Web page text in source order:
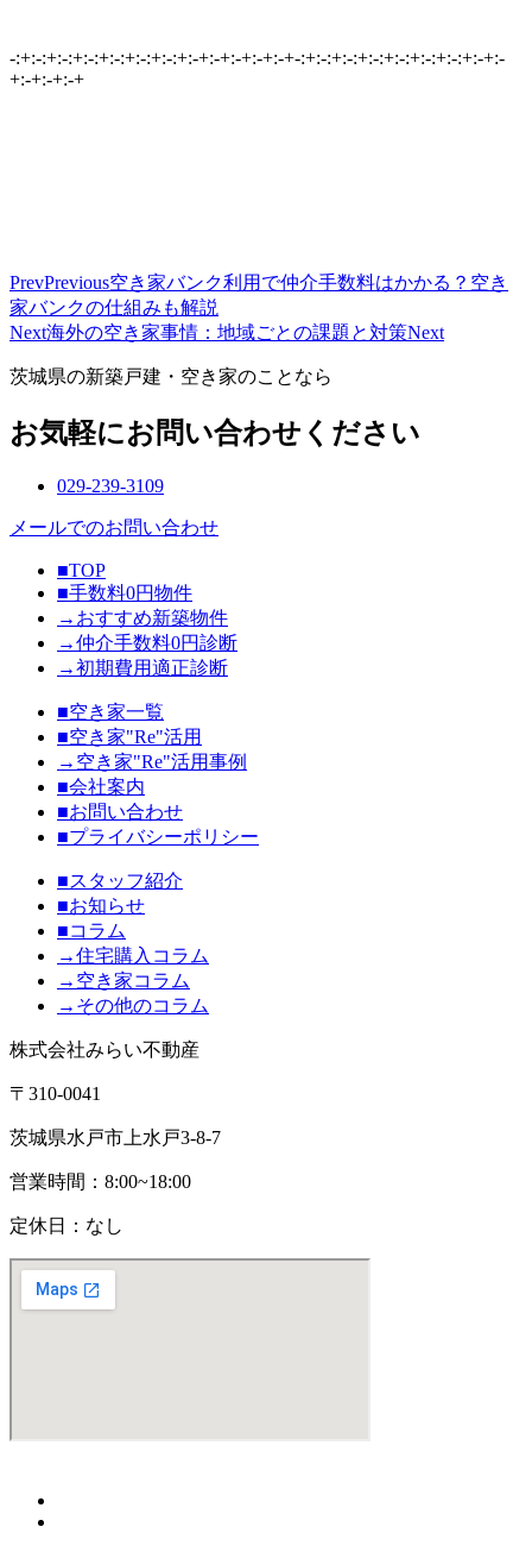
-:+:-:+:-:+:-:+:-:+:-:+:-:+:-+:-+:-+:-+:-+-:+:-:+:-:+:-:+:-:+:-:+:-:+:-+:-
+:-+:-+:-+
PrevPrevious空き家バンク利用で仲介手数料はかかる？空き
家バンクの仕組みも解説
Next海外の空き家事情：地域ごとの課題と対策Next
茨城県の新築戸建・空き家のことなら
お気軽にお問い合わせください
029-239-3109
メールでのお問い合わせ
■TOP
■手数料0円物件
→おすすめ新築物件
→仲介手数料0円診断
→初期費用適正診断
■空き家一覧
■空き家"Re"活用
→空き家"Re"活用事例
■会社案内
■お問い合わせ
■プライバシーポリシー
■スタッフ紹介
■お知らせ
■コラム
→住宅購入コラム
→空き家コラム
→その他のコラム
株式会社みらい不動産
〒310-0041
茨城県水戸市上水戸3-8-7
営業時間：8:00~18:00
定休日：なし